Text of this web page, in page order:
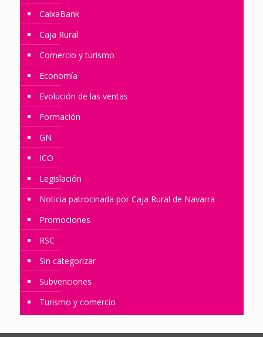
CaixaBank
Caja Rural
Comercio y turismo
Economía
Evolución de las ventas
Formación
GN
ICO
Legislación
Noticia patrocinada por Caja Rural de Navarra
Promociones
RSC
Sin categorizar
Subvenciones
Turismo y comercio